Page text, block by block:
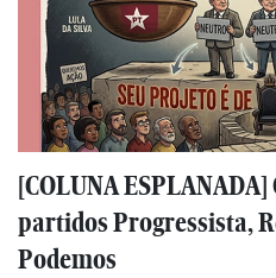
[COLUNA
partidos Progressista,
Podemos